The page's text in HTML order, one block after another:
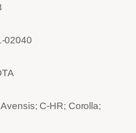
02040
C-HR; Corolla;